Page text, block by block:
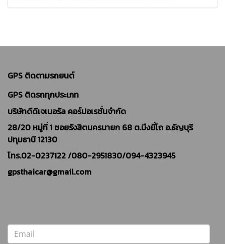
GPS ติดตามรถยนต์
GPS ติดรถทุกประเภท
บริษัทดีดีเจเนอรัล คอร์ปอเรชั่นจำกัด
28/20 หมู่ที่ 1 ซอยรังสิตนครนายก 68 ต.บึงยี่โถ อ.ธัญบุรี
ปทุมธานี 12130
โทร.02-0237122 /080-2951830/094-4323945
gpsthaicar@gmail.com